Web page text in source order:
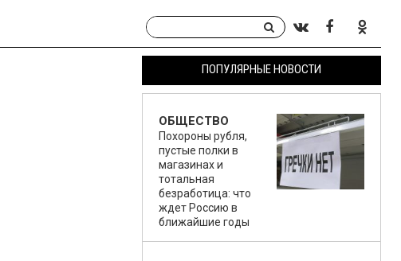
ПОПУЛЯРНЫЕ НОВОСТИ
ОБЩЕСТВО
Похороны рубля,
пустые полки в
магазинах и
тотальная
безработица: что
ждет Россию в
ближайшие годы